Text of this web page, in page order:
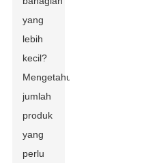
yang
lebih
kecil?
Mengetahui
jumlah
produk
yang
perlu